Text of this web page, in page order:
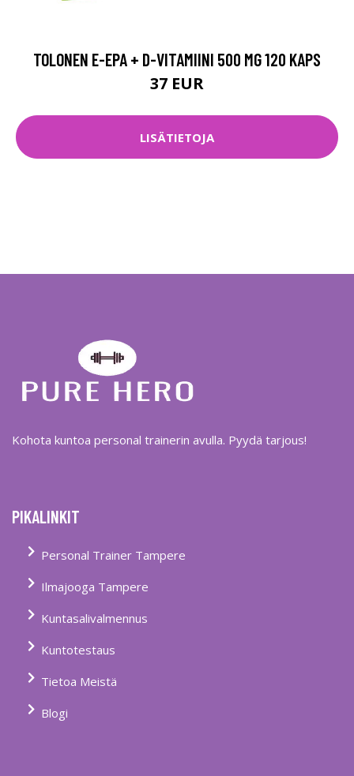
TOLONEN E-EPA + D-VITAMIINI 500 MG 120 KAPS
37 EUR
LISÄTIETOJA
Kohota kuntoa personal trainerin avulla. Pyydä tarjous!
PIKALINKIT
Personal Trainer Tampere
Ilmajooga Tampere
Kuntasalivalmennus
Kuntotestaus
Tietoa Meistä
Blogi